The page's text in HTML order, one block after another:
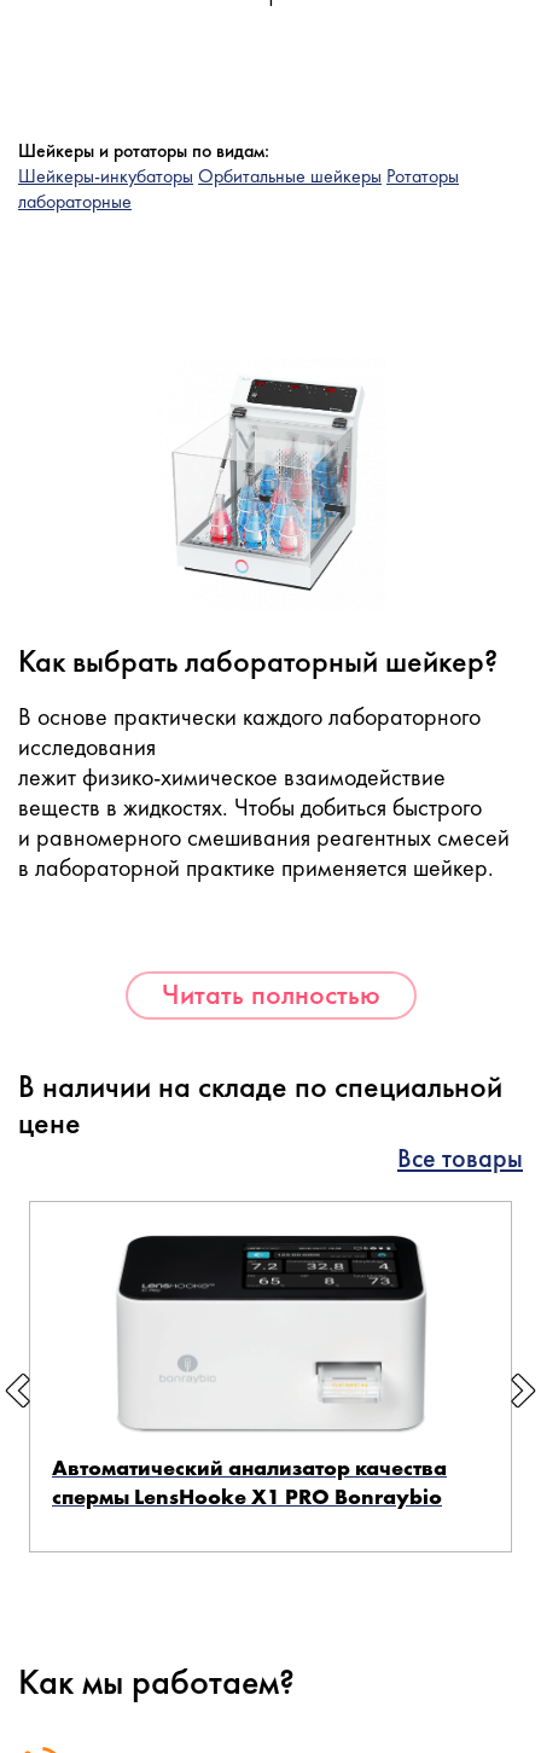
Шейкеры и ротаторы по видам:
Шейкеры-инкубаторы Орбитальные шейкеры Ротаторы
лабораторные
Как выбрать лабораторный шейкер?
В основе практически каждого лабораторного
исследования
лежитфизико-химическое взаимодействие
веществ в жидкостях. Чтобы добиться быстрого
и равномерного смешивания реагентных смесей
в лабораторной практике применяется шейкер.
Читать полностью
В наличии на складе по специальной
цене
Все товары
Автоматический анализатор качества
спермы LensHooke X1 PRO Bonraybio
Как мы работаем?